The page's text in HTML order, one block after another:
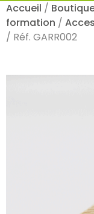
Accueil /
formation /
/ Réf. GARR002